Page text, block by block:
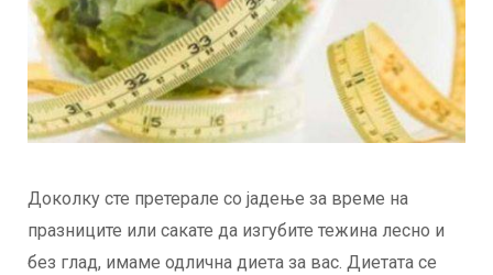
Доколку сте претерале со јадење за време на
празниците или сакате да изгубите тежина лесно и
без глад, имаме одлична диета за вас. Диетата се